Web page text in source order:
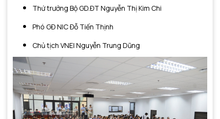
Thứ trưởng Bộ GD.ĐT Nguyễn Thị Kim Chi
Phó GĐ NIC Đỗ Tiến Thịnh
Chủ tịch VNEI Nguyễn Trung Dũng